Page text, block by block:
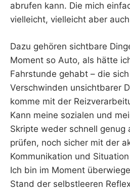
abrufen kann. Die mich
vielleicht, vielleicht aber
Dazu gehören sichtbare
Moment so Auto, als hätte
Fahrstunde gehabt – die
Verschwinden unsichtbarer
komme mit der
Kann meine sozialen und
Skripte weder schnell genug
prüfen, noch sicher mit der
Kommunikation und
Ich bin im Moment
Stand der selbstleeren